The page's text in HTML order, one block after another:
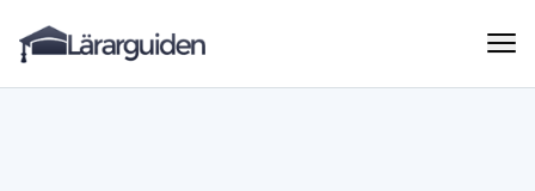
Hoppa till innehåll
Lärarguiden